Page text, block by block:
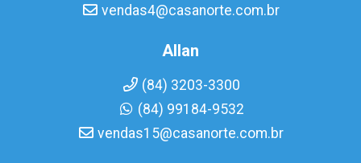
vendas4@casanorte.com.br
Allan
(84) 3203-3300
(84) 99184-9532
vendas15@casanorte.com.br